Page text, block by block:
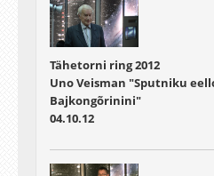
Tähetorni ring 2012
Uno Veisman "Sputniku
Bajkongõrinini"
04.10.12